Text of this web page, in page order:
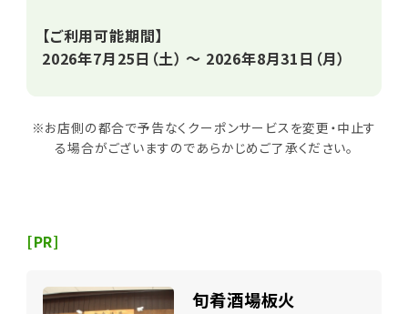
【ご利用可能期間】
2026年7月25日（土） ～ 2026年8月31日（月）
※お店側の都合で予告なくクーポンサービスを変更・中止す
る場合がございますのであらかじめご了承ください。
[PR]
旬肴酒場板火